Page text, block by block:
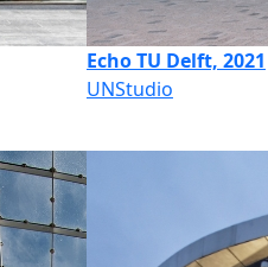
Echo TU Delft, 2021
UNStudio